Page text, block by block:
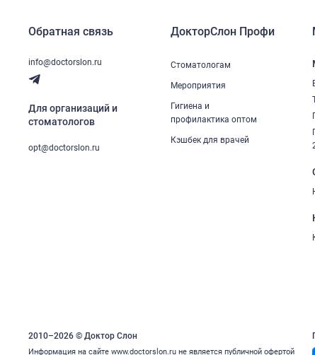
Обратная связь
info@doctorslon.ru
Для организаций и
стоматологов
opt@doctorslon.ru
ДокторСлон Профи
Стоматологам
Мероприятия
Гигиена и
профилактика оптом
Кэшбек для врачей
2010–2026 © Доктор Слон
Информация на сайте www.doctorslon.ru не является публичной офертой